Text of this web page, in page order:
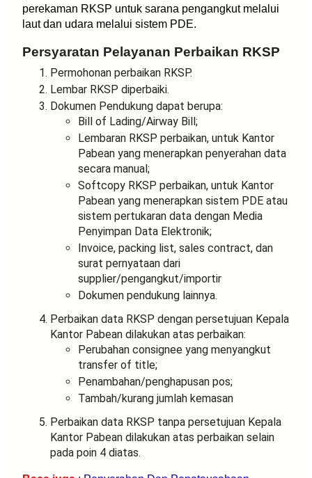
perekaman RKSP untuk sarana pengangkut melalui
laut dan udara melalui sistem PDE.
Persyaratan Pelayanan Perbaikan RKSP
Permohonan perbaikan RKSP.
Lembar RKSP diperbaiki.
Dokumen Pendukung dapat berupa:
Bill of Lading/Airway Bill;
Lembaran RKSP perbaikan, untuk Kantor
Pabean yang menerapkan penyerahan data
secara manual;
Softcopy RKSP perbaikan, untuk Kantor
Pabean yang menerapkan sistem PDE atau
sistem pertukaran data dengan Media
Penyimpan Data Elektronik;
Invoice, packing list, sales contract, dan
surat pernyataan dari
supplier/pengangkut/importir
Dokumen pendukung lainnya.
Perbaikan data RKSP dengan persetujuan Kepala
Kantor Pabean dilakukan atas perbaikan:
Perubahan consignee yang menyangkut
transfer of title;
Penambahan/penghapusan pos;
Tambah/kurang jumlah kemasan
Perbaikan data RKSP tanpa persetujuan Kepala
Kantor Pabean dilakukan atas perbaikan selain
pada poin 4 diatas.